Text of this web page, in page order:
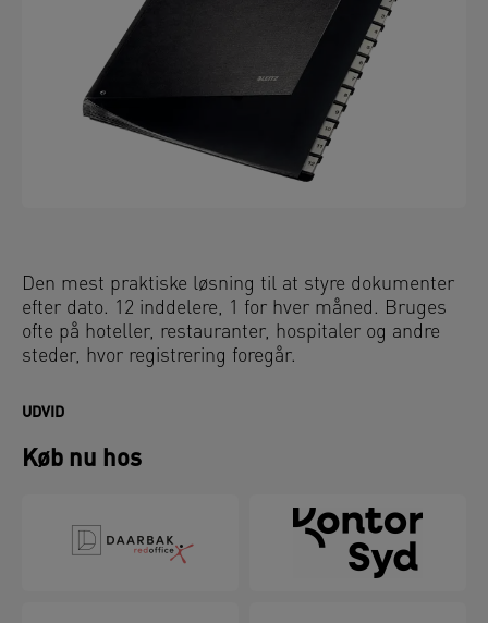
Den mest praktiske løsning til at styre dokumenter
efter dato. 12 inddelere, 1 for hver måned. Bruges
ofte på hoteller, restauranter, hospitaler og andre
steder, hvor registrering foregår.
UDVID
Køb nu hos